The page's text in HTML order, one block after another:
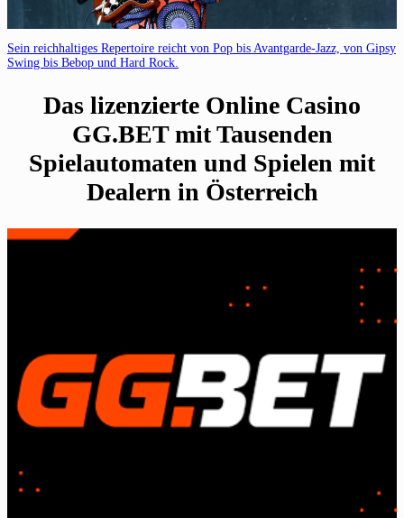
Sein reichhaltiges Repertoire reicht von Pop bis Avantgarde-Jazz, von Gipsy
Swing bis Bebop und Hard Rock.
Das lizenzierte Online Casino
GG.BET mit Tausenden
Spielautomaten und Spielen mit
Dealern in Österreich